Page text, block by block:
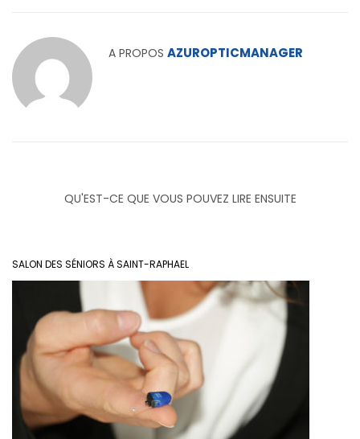
A PROPOS AZUROPTICMANAGER
QU'EST-CE QUE VOUS POUVEZ LIRE ENSUITE
SALON DES SÉNIORS À SAINT-RAPHAEL